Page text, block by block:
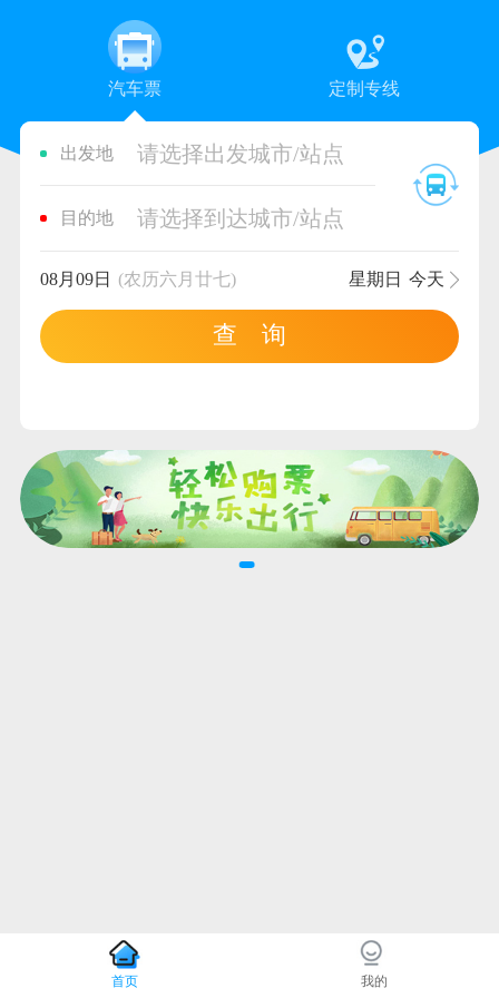
汽车票 定制专线
出发地 请选择出发城市/站点
目的地 请选择到达城市/站点
08月09日 (农历六月廿七) 星期日 今天
查 询
首页 我的